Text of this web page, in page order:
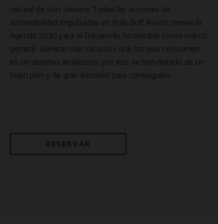
natural de Son Servera. Todas las acciones de
sostenibilidad impulsadas en Pula Golf Resort tienen la
Agenda 2030 para el Desarrollo Sostenible como marco
general. Generar más recursos que los que consumen
es un objetivo ambicioso, por eso se han dotado de un
buen plan y de gran decisión para conseguirlo.
RESERVAR